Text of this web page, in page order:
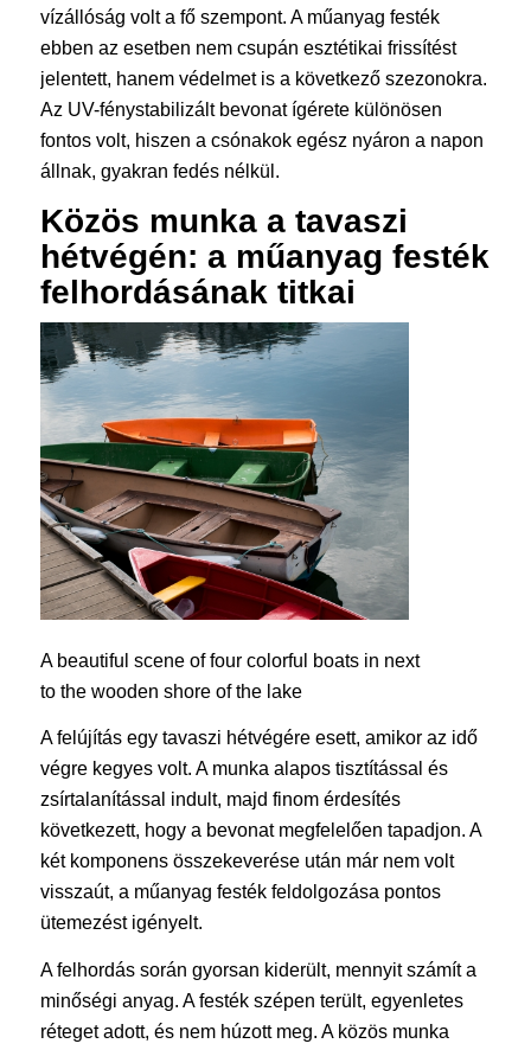
vízállóság volt a fő szempont. A műanyag festék
ebben az esetben nem csupán esztétikai frissítést
jelentett, hanem védelmet is a következő szezonokra.
Az UV-fénystabilizált bevonat ígérete különösen
fontos volt, hiszen a csónakok egész nyáron a napon
állnak, gyakran fedés nélkül.
Közös munka a tavaszi
hétvégén: a műanyag festék
felhordásának titkai
A beautiful scene of four colorful boats in next
to the wooden shore of the lake
A felújítás egy tavaszi hétvégére esett, amikor az idő
végre kegyes volt. A munka alapos tisztítással és
zsírtalanítással indult, majd finom érdesítés
következett, hogy a bevonat megfelelően tapadjon. A
két komponens összekeverése után már nem volt
visszaút, a műanyag festék feldolgozása pontos
ütemezést igényelt.
A felhordás során gyorsan kiderült, mennyit számít a
minőségi anyag. A festék szépen terült, egyenletes
réteget adott, és nem húzott meg. A közös munka